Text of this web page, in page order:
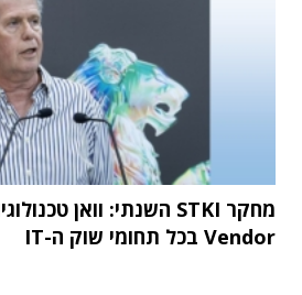
Vendor בכל תחומי שוק ה-IT